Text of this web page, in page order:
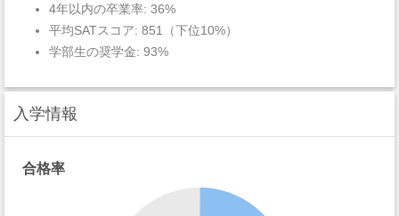
4年以内の卒業率: 36%
平均SATスコア: 851（下位10%）
学部生の奨学金: 93%
入学情報
合格率